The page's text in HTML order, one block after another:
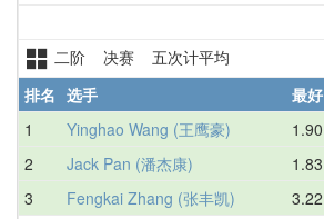
二阶 决赛 五次计平均
排名 选手 最好
1
Yinghao Wang (王鹰豪) 1.90
2 Jack Pan (潘杰康) 1.83
3 Fengkai Zhang (张丰凯) 3.22